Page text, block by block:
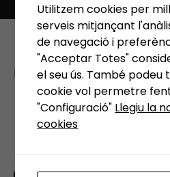
plan-de-
Published 18 gener, 2023 at
Previous
Utilitzem cookies per
serveis mitjançant
de navegació i
"Acceptar Totes"
el seu ús. També podeu
cookie vol permetre
"Configuració" Llegiu la
cookies